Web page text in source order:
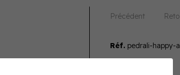
Précédent
Réf.pedrali-happy-